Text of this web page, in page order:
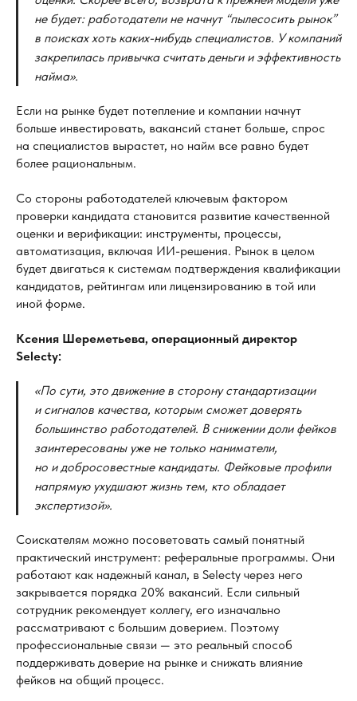
не будет: работодатели не начнут “пылесосить рынок”
в поисках хоть каких-нибудь специалистов. У компаний
закрепилась привычка считать деньги и эффективность
найма».
Если на рынке будет потепление и компании начнут
больше инвестировать, вакансий станет больше, спрос
на специалистов вырастет, но найм все равно будет
более рациональным.
Со стороны работодателей ключевым фактором
проверки кандидата становится развитие качественной
оценки и верификации: инструменты, процессы,
автоматизация, включая ИИ-решения. Рынок в целом
будет двигаться к системам подтверждения квалификации
кандидатов, рейтингам или лицензированию в той или
иной форме.
Ксения Шереметьева, операционный директор
Selecty:
«По сути, это движение в сторону стандартизации
и сигналов качества, которым сможет доверять
большинство работодателей. В снижении доли фейков
заинтересованы уже не только наниматели,
но и добросовестные кандидаты. Фейковые профили
напрямую ухудшают жизнь тем, кто обладает
экспертизой».
Соискателям можно посоветовать самый понятный
практический инструмент: реферальные программы. Они
работают как надежный канал, в Selecty через него
закрывается порядка 20% вакансий. Если сильный
сотрудник рекомендует коллегу, его изначально
рассматривают с большим доверием. Поэтому
профессиональные связи — это реальный способ
поддерживать доверие на рынке и снижать влияние
фейков на общий процесс.